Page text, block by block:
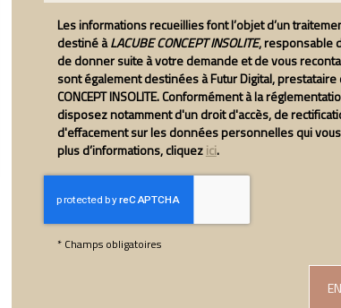
Les informations recueillies font l’objet d’un
destiné àLACUBE CONCEPT INSOLITE, responsable
de donner suite à votre demande et de vous
sont également destinées à Futur Digital, prestataire
CONCEPT INSOLITE. Conformément à la
disposez notamment d'un droit d'accès, de
d'effacement sur les données personnelles qui
plus d’informations, cliquezici.
* Champs obligatoires